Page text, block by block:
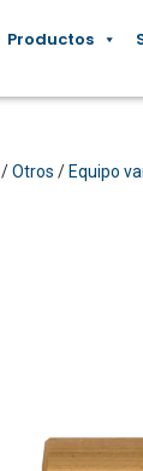
Productos
/Otros / Equipo